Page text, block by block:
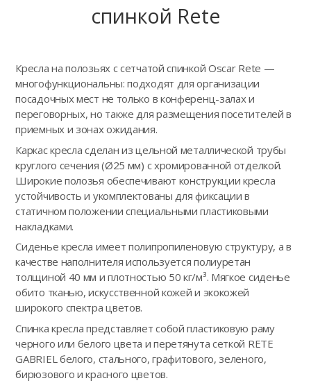
спинкой Rete
Кресла на полозьях с сетчатой спинкой Oscar Rete —
многофункциональны: подходят для организации
посадочных мест не только в конференц-залах и
переговорных, но также для размещения посетителей в
приемных и зонах ожидания.
Каркас кресла сделан из цельной металлической трубы
круглого сечения (Ø25 мм) с хромированной отделкой.
Широкие полозья обеспечивают конструкции кресла
устойчивость и укомплектованы для фиксации в
статичном положении специальными пластиковыми
накладками.
Сиденье кресла имеет полипропиленовую структуру, а в
качестве наполнителя используется полиуретан
толщиной 40 мм и плотностью 50 кг/м³. Мягкое сиденье
обито тканью, искусственной кожей и экокожей
широкого спектра цветов.
Спинка кресла представляет собой пластиковую раму
черного или белого цвета и перетянута сеткой RETE
GABRIEL белого, стального, графитового, зеленого,
бирюзового и красного цветов.